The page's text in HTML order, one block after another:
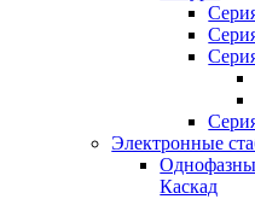
Электронные
Каскад